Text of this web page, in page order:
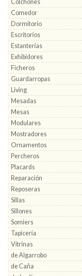
Colchones
Comedor
Dormitorio
Escritorios
Estanterías
Exhibidores
Ficheros
Guardarropas
Living
Mesadas
Mesas
Modulares
Mostradores
Ornamentos
Percheros
Placards
Reparación
Reposeras
Sillas
Sillones
Somiers
Tapicería
Vitrinas
de Algarrobo
de Caña